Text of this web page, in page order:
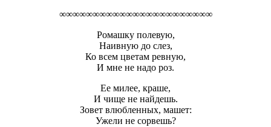
∞∞∞∞∞∞∞∞∞∞∞∞∞∞∞∞∞∞∞∞∞∞∞
Ромашку полевую,
Наивную до слез,
Ко всем цветам ревную,
И мне не надо роз.
Ее милее, краше,
И чище не найдешь.
Зовет влюбленных, машет:
Ужели не сорвешь?